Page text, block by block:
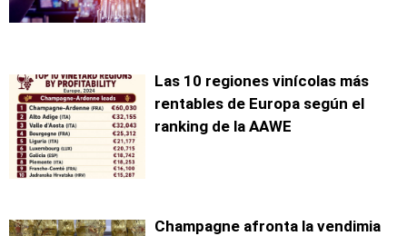
Las 10 regiones vinícolas más
rentables de Europa según el
ranking de la AAWE
Champagne afronta la vendimia